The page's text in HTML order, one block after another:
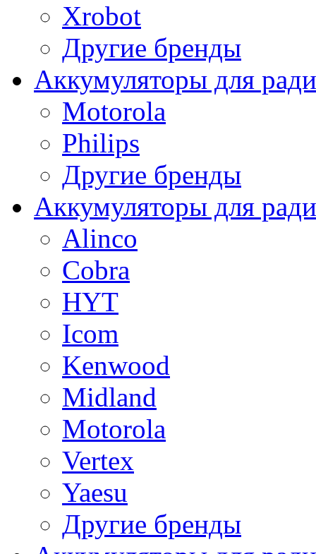
Xrobot
Другие бренды
Аккумуляторы для
Motorola
Philips
Другие бренды
Аккумуляторы для
Alinco
Cobra
HYT
Icom
Kenwood
Midland
Motorola
Vertex
Yaesu
Другие бренды